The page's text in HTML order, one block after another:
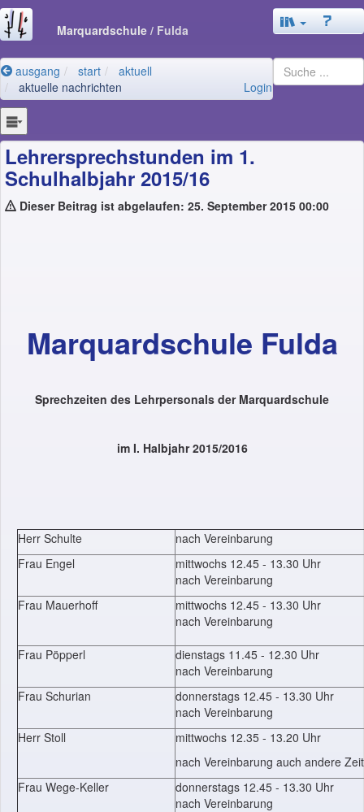
Marquardschule / Fulda
ausgang start
aktuell
aktuelle nachrichten
Login
Lehrersprechstunden im 1.
Schulhalbjahr 2015/16
Dieser Beitrag ist abgelaufen: 25. September 2015 00:00
Marquardschule Fulda
Sprechzeiten des Lehrpersonals der Marquardschule
im I. Halbjahr 2015/2016
Herr Schulte
nach Vereinbarung
Frau Engel
mittwochs 12.45 - 13.30 Uhr
nach Vereinbarung
Frau Mauerhoff
mittwochs 12.45 - 13.30 Uhr
nach Vereinbarung
Frau Pöpperl
dienstags 11.45 - 12.30 Uhr
nach Vereinbarung
Frau Schurian
donnerstags 12.45 - 13.30 Uhr
nach Vereinbarung
Herr Stoll
mittwochs 12.35 - 13.20 Uhr
nach Vereinbarung auch andere
Frau Wege-Keller
donnerstags 12.45 - 13.30 Uhr
nach Vereinbarung